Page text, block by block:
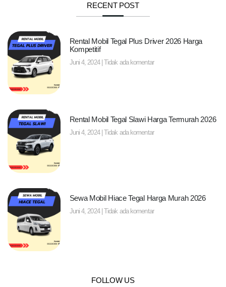
RECENT POST
Rental Mobil Tegal Plus Driver 2026 Harga
Kompetitif
Juni 4, 2024 Tidak ada komentar
Rental Mobil Tegal Slawi Harga Termurah 2026
Juni 4, 2024 Tidak ada komentar
Sewa Mobil Hiace Tegal Harga Murah 2026
Juni 4, 2024 Tidak ada komentar
FOLLOW US